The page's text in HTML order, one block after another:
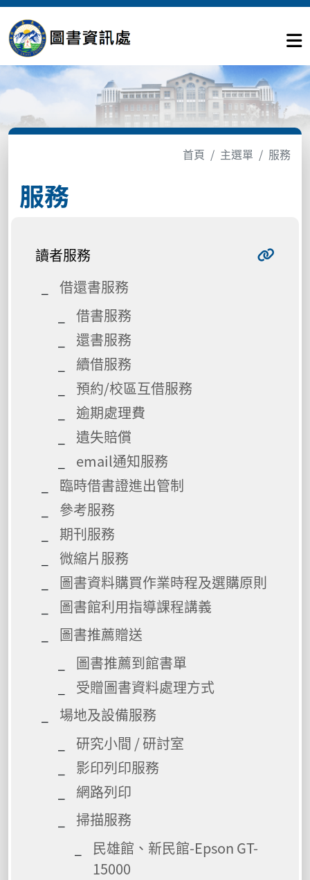
首頁 主選單 服務
服務
讀者服務
借還書服務
借書服務
還書服務
續借服務
預約/校區互借服務
逾期處理費
遺失賠償
email通知服務
臨時借書證進出管制
參考服務
期刊服務
微縮片服務
圖書資料購買作業時程及選購原則
圖書館利用指導課程講義
圖書推薦贈送
圖書推薦到館書單
受贈圖書資料處理方式
場地及設備服務
研究小間 / 研討室
影印列印服務
網路列印
掃描服務
民雄館、新民館-Epson GT-
15000